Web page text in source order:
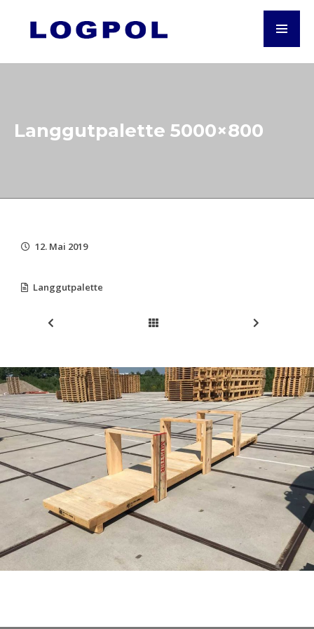
Langgutpalette 5000×800
12. Mai 2019
Langgutpalette